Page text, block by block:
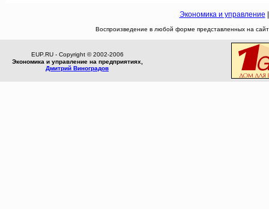
Экономика и управление
Воспроизведение в любой форме представленных на
EUP.RU - Copyright © 2002-2006
Экономика и управление на предприятиях,
Дмитрий Виноградов